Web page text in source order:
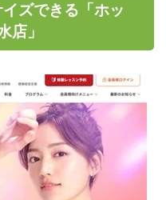
ズできる「ホッ
店」